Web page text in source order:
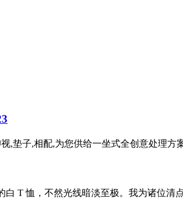
,垫子,相配,为您供给一坐式全创意处理
T 恤，不然光线暗淡至极。我为诸位